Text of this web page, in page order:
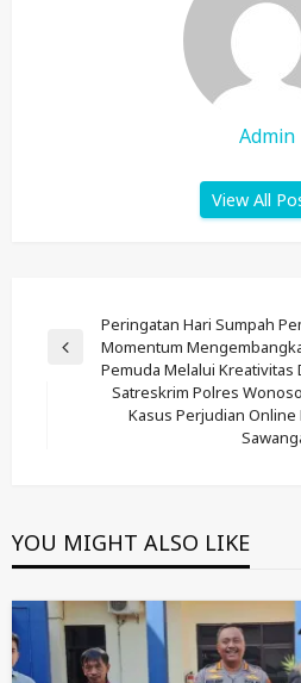
Admin
View All
Navigation
Previous
Peringatan Hari Sumpah
Momentum
Pemuda Melalui Kreativitas
Satreskrim Polres
Kasus Perjudian Online
YOU MIGHT ALSO LIKE